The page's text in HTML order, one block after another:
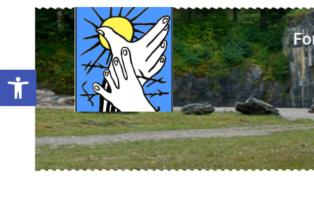
Ouvrir la barre d’outils